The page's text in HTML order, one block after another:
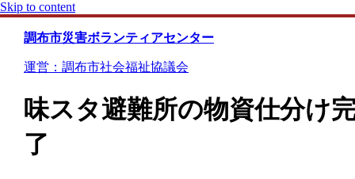
Skip to content
調布市災害ボランティアセンター
運営：調布市社会福祉協議会
味スタ避難所の物資仕分け
了